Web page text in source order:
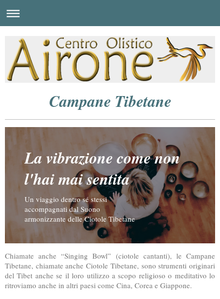
Campane Tibetane
La vibrazione come non
l'hai mai sentita
Un viaggio dentro sé stessi
accompagnati dal Suono
armonizzante delle Ciotole Tibetane
Chiamate anche “Singing Bowl” (ciotole cantanti), le Campane
Tibetane, chiamate anche Ciotole Tibetane, sono strumenti originari
del Tibet anche se il loro utilizzo a scopo religioso o meditativo lo
ritroviamo anche in altri paesi come Cina, Corea e Giappone.